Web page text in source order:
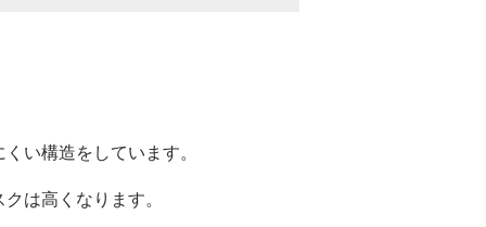
い構造をしています。
は高くなります。